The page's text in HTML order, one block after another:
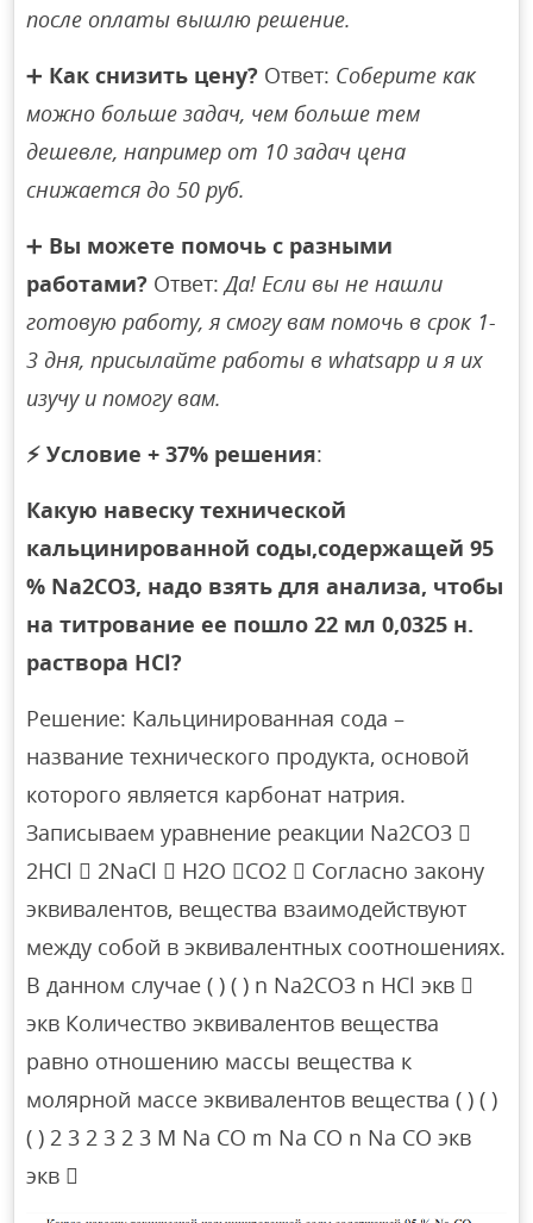
после оплаты вышлю решение.
➕ Как снизить цену? Ответ: Соберите как
можно больше задач, чем больше тем
дешевле, например от 10 задач цена
снижается до 50 руб.
➕ Вы можете помочь с разными
работами? Ответ:Да! Если вы не нашли
готовую работу, я смогу вам помочь в срок 1-
3 дня, присылайте работы в whatsapp и я их
изучу и помогу вам.
⚡ Условие + 37% решения:
Какую навеску технической
кальцинированной соды,содержащей 95
% Na2СО3, надо взять для анализа, чтобы
на титрование ее пошло 22 мл 0,0325 н.
раствора HCl?
Решение: Кальцинированная сода –
название технического продукта, основой
которого является карбонат натрия.
Записываем уравнение реакции Na2CO3 
2HCl  2NaCl  H2O CO2  Согласно закону
эквивалентов, вещества взаимодействуют
между собой в эквивалентных соотношениях.
В данном случае ( ) ( ) n Na2CO3 n HCl экв 
экв Количество эквивалентов вещества
равно отношению массы вещества к
молярной массе эквивалентов вещества ( ) ( )
( ) 2 3 2 3 2 3 M Na CO m Na CO n Na CO экв
экв 